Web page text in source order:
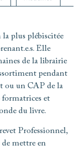
plus plébiscitée
Elle
de la librairie
pendant
ou un CAP de la
formatrices et
du livre.
Professionnel,
mettre en